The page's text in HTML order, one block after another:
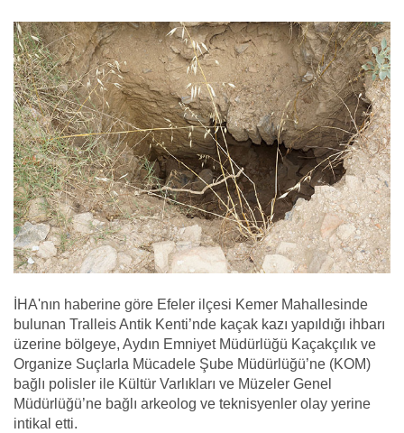
İHA'nın haberine göre Efeler ilçesi Kemer Mahallesinde
bulunan Tralleis Antik Kenti’nde kaçak kazı yapıldığı ihbarı
üzerine bölgeye, Aydın Emniyet Müdürlüğü Kaçakçılık ve
Organize Suçlarla Mücadele Şube Müdürlüğü’ne (KOM)
bağlı polisler ile Kültür Varlıkları ve Müzeler Genel
Müdürlüğü’ne bağlı arkeolog ve teknisyenler olay yerine
intikal etti.